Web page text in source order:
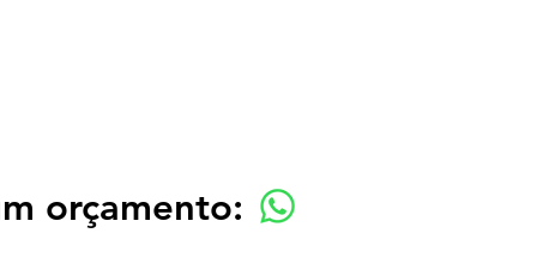
orçamento: